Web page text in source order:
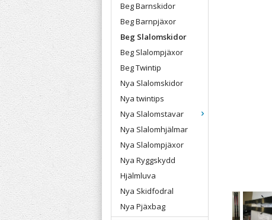
Beg Barnskidor
Beg Barnpjäxor
Beg Slalomskidor
Beg Slalompjäxor
Beg Twintip
Nya Slalomskidor
Nya twintips
Nya Slalomstavar
Nya Slalomhjälmar
Nya Slalompjäxor
Nya Ryggskydd
Hjälmluva
Nya Skidfodral
Nya Pjäxbag